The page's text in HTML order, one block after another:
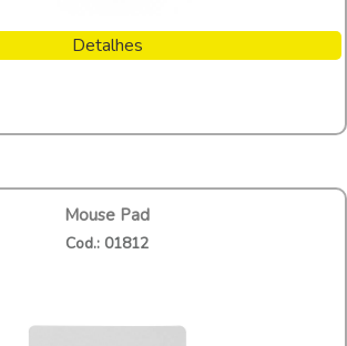
Detalhes
Mouse Pad
Cod.: 01812